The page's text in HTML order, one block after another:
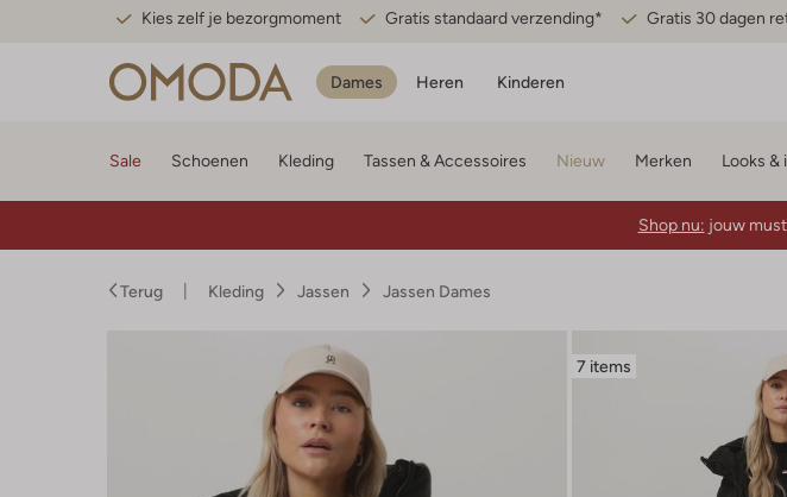
Kies zelf je bezorgmoment Gratis standaard verzending* Gratis 30 dagen
Dames Heren Kinderen
Sale Schoenen Kleding Tassen & Accessoires Nieuw Merken Looks &
Shop nu: jouw
Terug Kleding Jassen Jassen Dames
7 items